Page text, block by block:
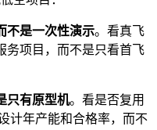
不是一次性演示。看真飞
务项目，而不是只看首飞
只有原型机。看是否复用
计年产能和合格率，而不